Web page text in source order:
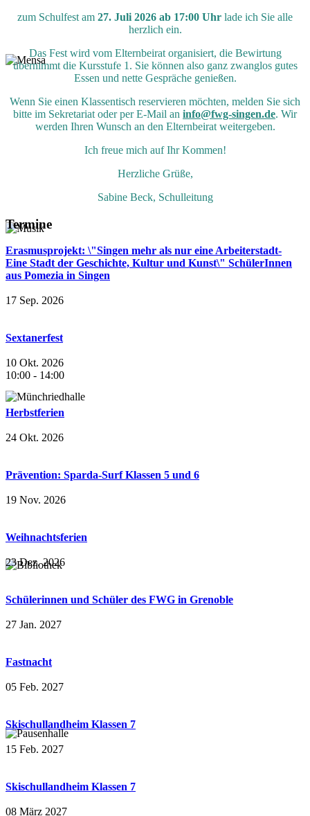
zum Schulfest am 27. Juli 2026 ab 17:00 Uhr lade ich Sie alle
herzlich ein.
Das Fest wird vom Elternbeirat organisiert, die Bewirtung
übernimmt die Kursstufe 1. Sie können also ganz zwanglos gutes
Essen und nette Gespräche genießen.
Wenn Sie einen Klassentisch reservieren möchten, melden Sie sich
bitte im Sekretariat oder per E-Mail an info@fwg-singen.de. Wir
werden Ihren Wunsch an den Elternbeirat weitergeben.
Ich freue mich auf Ihr Kommen!
Herzliche Grüße,
Sabine Beck, Schulleitung
Termine
Erasmusprojekt: \"Singen mehr als nur eine Arbeiterstadt-
Eine Stadt der Geschichte, Kultur und Kunst\" SchülerInnen
aus Pomezia in Singen
17 Sep. 2026
Sextanerfest
10 Okt. 2026
10:00 - 14:00
Herbstferien
24 Okt. 2026
Prävention: Sparda-Surf Klassen 5 und 6
19 Nov. 2026
Weihnachtsferien
23 Dez. 2026
Schülerinnen und Schüler des FWG in Grenoble
27 Jan. 2027
Fastnacht
05 Feb. 2027
Skischullandheim Klassen 7
15 Feb. 2027
Skischullandheim Klassen 7
08 März 2027